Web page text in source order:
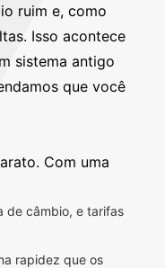
ruim e, como
Isso acontece
sistema antigo
que você
Com uma
de câmbio, e tarifas
rapidez que os